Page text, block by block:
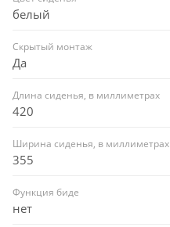
белый
Скрытый монтаж
Да
Длина сиденья, в миллиметрах
420
Ширина сиденья, в миллиметрах
355
Функция биде
нет